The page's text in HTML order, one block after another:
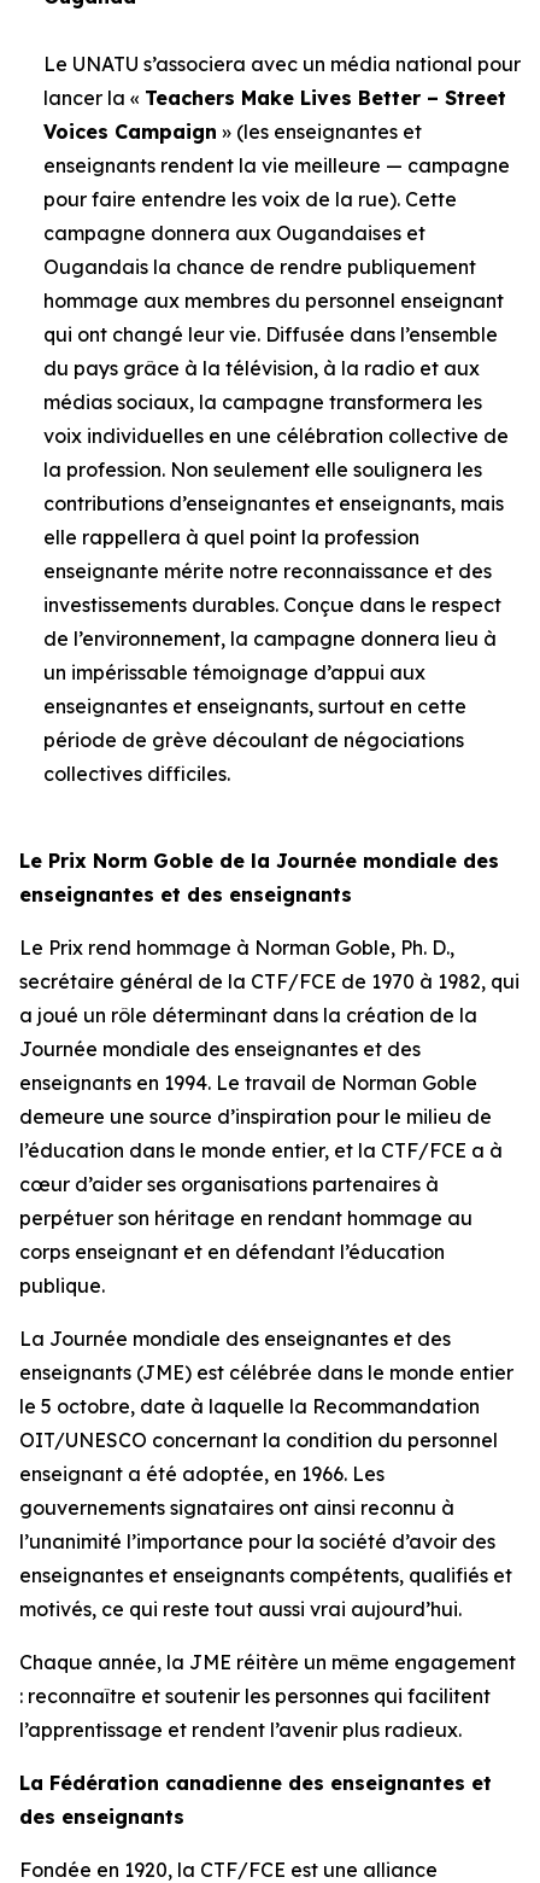
Le UNATU s’associera avec un média national pour
lancer la « Teachers Make Lives Better – Street
Voices Campaign » (les enseignantes et
enseignants rendent la vie meilleure — campagne
pour faire entendre les voix de la rue). Cette
campagne donnera aux Ougandaises et
Ougandais la chance de rendre publiquement
hommage aux membres du personnel enseignant
qui ont changé leur vie. Diffusée dans l’ensemble
du pays grâce à la télévision, à la radio et aux
médias sociaux, la campagne transformera les
voix individuelles en une célébration collective de
la profession. Non seulement elle soulignera les
contributions d’enseignantes et enseignants, mais
elle rappellera à quel point la profession
enseignante mérite notre reconnaissance et des
investissements durables. Conçue dans le respect
de l’environnement, la campagne donnera lieu à
un impérissable témoignage d’appui aux
enseignantes et enseignants, surtout en cette
période de grève découlant de négociations
collectives difficiles.
Le Prix Norm Goble de la Journée mondiale des
enseignantes et des enseignants
Le Prix rend hommage à Norman Goble, Ph. D.,
secrétaire général de la CTF/FCE de 1970 à 1982, qui
a joué un rôle déterminant dans la création de la
Journée mondiale des enseignantes et des
enseignants en 1994. Le travail de Norman Goble
demeure une source d’inspiration pour le milieu de
l’éducation dans le monde entier, et la CTF/FCE a à
cœur d’aider ses organisations partenaires à
perpétuer son héritage en rendant hommage au
corps enseignant et en défendant l’éducation
publique.
La Journée mondiale des enseignantes et des
enseignants (JME) est célébrée dans le monde entier
le 5 octobre, date à laquelle la Recommandation
OIT/UNESCO concernant la condition du personnel
enseignant a été adoptée, en 1966. Les
gouvernements signataires ont ainsi reconnu à
l’unanimité l’importance pour la société d’avoir des
enseignantes et enseignants compétents, qualifiés et
motivés, ce qui reste tout aussi vrai aujourd’hui.
Chaque année, la JME réitère un même engagement
: reconnaître et soutenir les personnes qui facilitent
l’apprentissage et rendent l’avenir plus radieux.
La Fédération canadienne des enseignantes et
des enseignants
Fondée en 1920, la CTF/FCE est une alliance